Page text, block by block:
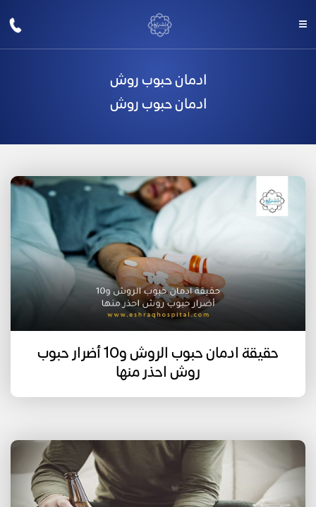
ادمان حبوب روش
ادمان حبوب روش
حقيقة ادمان حبوب الروش و10 أضرار حبوب
روش احذر منها